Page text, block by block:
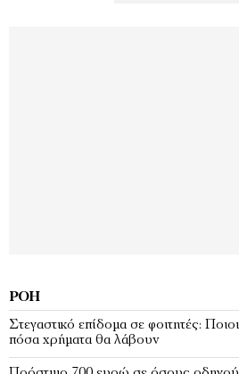
ΡΟΉ
Στεγαστικό επίδομα σε φοιτητές: Ποιοι
πόσα χρήματα θα λάβουν